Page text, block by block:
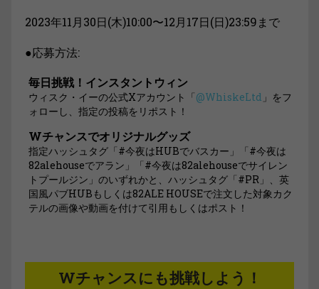
2023年11月30日(木)10:00〜12月17日(日)23:59まで
●応募方法:
毎日挑戦！インスタントウィン
ウィスク・イーの公式Xアカウント「@WhiskeLtd 」をフ
ォローし、指定の投稿をリポスト！
Wチャンスでオリジナルグッズ
指定ハッシュタグ「#今夜はHUBでバスカー」「#今夜は
82alehouseでアラン」「#今夜は82alehouseでサイレン
トプールジン」のいずれかと、ハッシュタグ「#PR」、英
国風パブHUBもしくは82ALE HOUSEで注文した対象カク
テルの画像や動画を付けて引用もしくはポスト！
Wチャンスにも挑戦しよう！